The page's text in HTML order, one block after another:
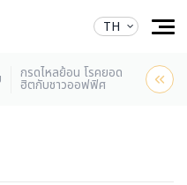
TH
กรดไหลย้อน โรคยอด
ฮิตกับชาวออฟฟิศ